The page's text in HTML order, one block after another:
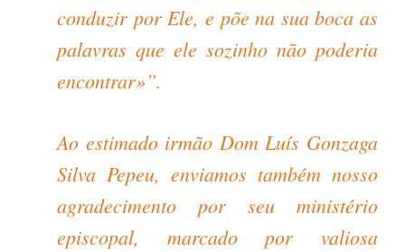
conduzir por Ele, e põe na sua boca as
palavras que ele sozinho não poderia
encontrar»”.
Ao estimado irmão Dom Luís Gonzaga
Silva Pepeu, enviamos também nosso
agradecimento por seu ministério
episcopal, marcado por valiosa